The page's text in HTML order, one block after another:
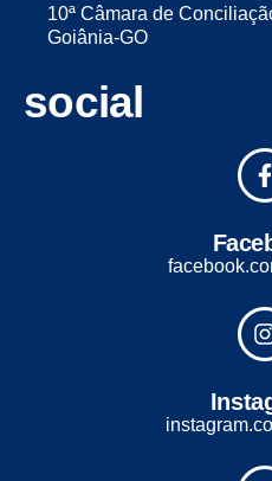
10ª Câmara de
Goiânia-GO
social